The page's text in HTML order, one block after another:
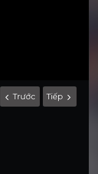
Trước Tiếp